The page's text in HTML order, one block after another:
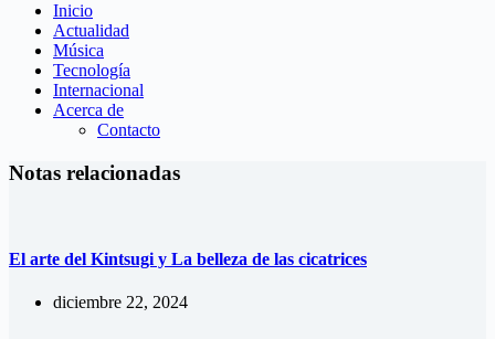
Inicio
Actualidad
Música
Tecnología
Internacional
Acerca de
Contacto
Notas relacionadas
El arte del Kintsugi y La belleza de las cicatrices
diciembre 22, 2024